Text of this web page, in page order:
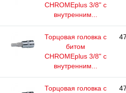
CHROMEplus 3/8" с
внутренним...
Торцовая головка с
битом
CHROMEplus 3/8" с
внутренним...
Торцовая головка с